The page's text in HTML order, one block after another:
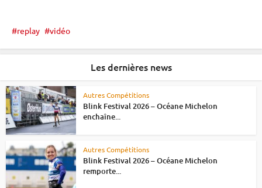
replay vidéo
Les dernières news
Autres Compétitions
Blink Festival 2026 – Océane Michelon
enchaîne...
Autres Compétitions
Blink Festival 2026 – Océane Michelon
remporte...